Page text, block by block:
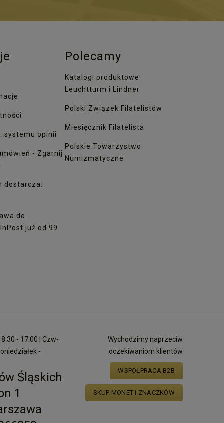
systemu opinii
- Zgarnij
dostarcza:
do
już od 99
Polecamy
Katalogi produktowe
Leuchtturm i Lindner
Polski Związek Filatelistów
Miesięcznik Filatelista
Polskie Towarzystwo
Numizmatyczne
- 17:00 | Czw-
-
Śląskich
1
Wychodzimy naprzeciw
oczekiwaniom klientów
WSPÓŁPRACA B2B
SKUP MONET I ZNACZKÓW